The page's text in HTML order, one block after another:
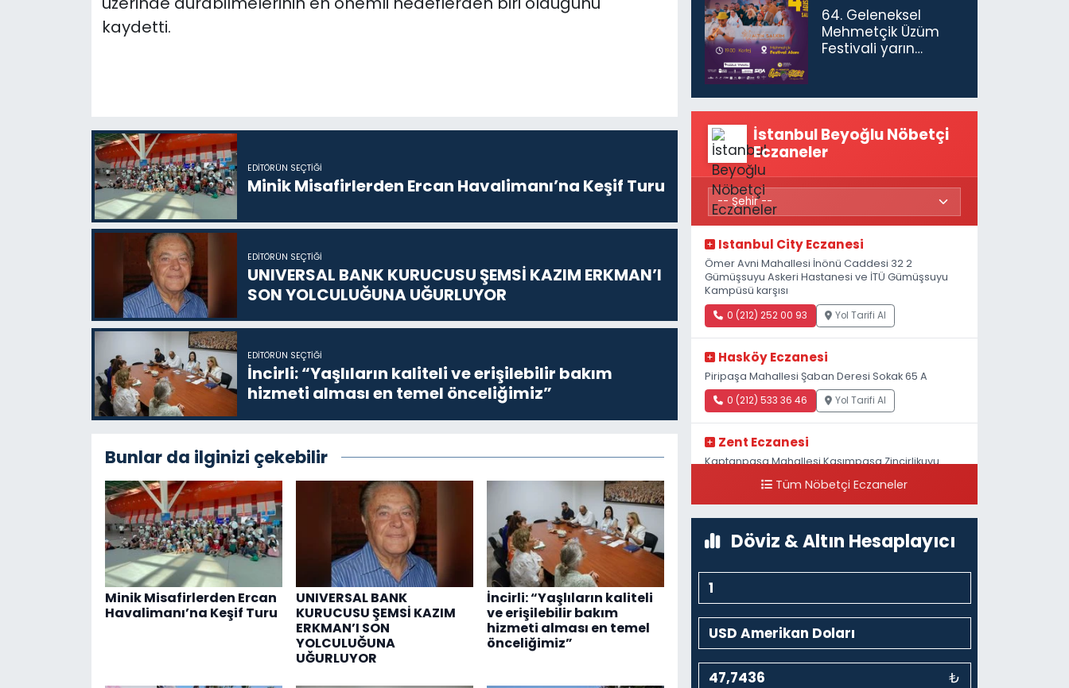
kaydetti.
EDITÖRÜN SEÇTIĞI
Minik Misafirlerden Ercan Havalimanı’na Keşif Turu
EDITÖRÜN SEÇTIĞI
UNIVERSAL BANK KURUCUSU ŞEMSİ KAZIM ERKMAN’I
SON YOLCULUĞUNA UĞURLUYOR
EDITÖRÜN SEÇTIĞI
İncirli: “Yaşlıların kaliteli ve erişilebilir bakım
hizmeti alması en temel önceliğimiz”
Bunlar da ilginizi çekebilir
Minik Misafirlerden Ercan
Havalimanı’na Keşif Turu
UNIVERSAL BANK
KURUCUSU ŞEMSİ KAZIM
ERKMAN’I SON
YOLCULUĞUNA
UĞURLUYOR
İncirli: “Yaşlıların kaliteli
ve erişilebilir bakım
hizmeti alması en temel
önceliğimiz”
64. Geleneksel
Mehmetçik Üzüm
Festivali yarın
İstanbul Beyoğlu Nöbetçi
Eczaneler
Istanbul City Eczanesi
Ömer Avni Mahallesi İnönü Caddesi 32 2
Gümüşsuyu Askeri Hastanesi ve İTÜ Gümüşsuyu
Kampüsü karşısı
0 (212) 252 00 93 Yol Tarifi Al
Hasköy Eczanesi
Piripaşa Mahallesi Şaban Deresi Sokak 65 A
0 (212) 533 36 46 Yol Tarifi Al
Zent Eczanesi
Kaptanpaşa Mahallesi Kasımpaşa Zincirlikuyu
Tüm Nöbetçi Eczaneler
Döviz & Altın Hesaplayıcı
₺